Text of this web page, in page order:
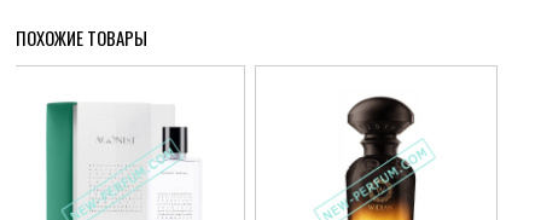
ПОХОЖИЕ ТОВАРЫ